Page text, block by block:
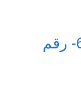
تاكسي الفحيحيل 69694241- رقم